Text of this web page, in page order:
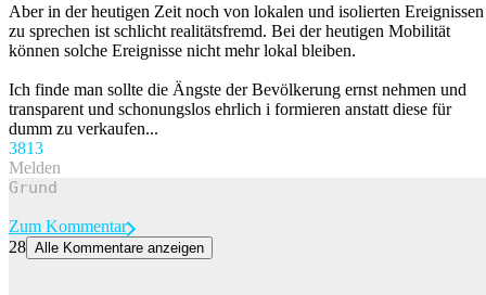
Aber in der heutigen Zeit noch von lokalen und isolierten Ereignissen
zu sprechen ist schlicht realitätsfremd. Bei der heutigen Mobilität
können solche Ereignisse nicht mehr lokal bleiben.
Ich finde man sollte die Ängste der Bevölkerung ernst nehmen und
transparent und schonungslos ehrlich i formieren anstatt diese für
dumm zu verkaufen...
3813
Melden
Zum Kommentar
28 Alle Kommentare anzeigen